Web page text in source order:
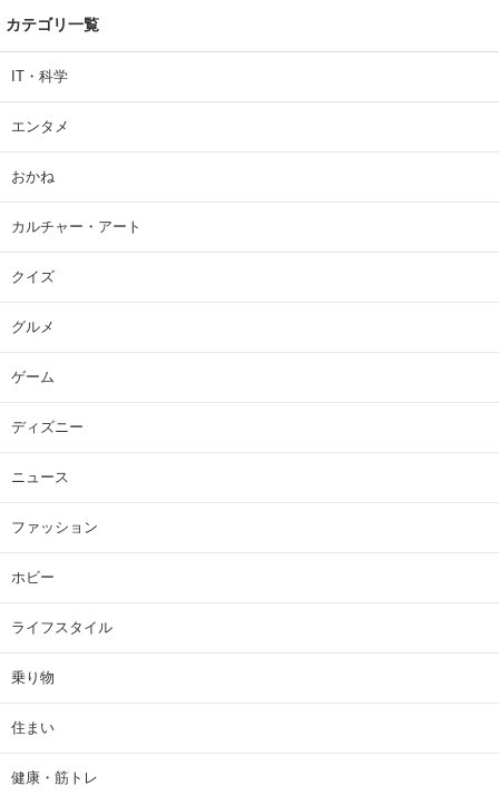
カテゴリ一覧
IT・科学
エンタメ
おかね
カルチャー・アート
クイズ
グルメ
ゲーム
ディズニー
ニュース
ファッション
ホビー
ライフスタイル
乗り物
住まい
健康・筋トレ